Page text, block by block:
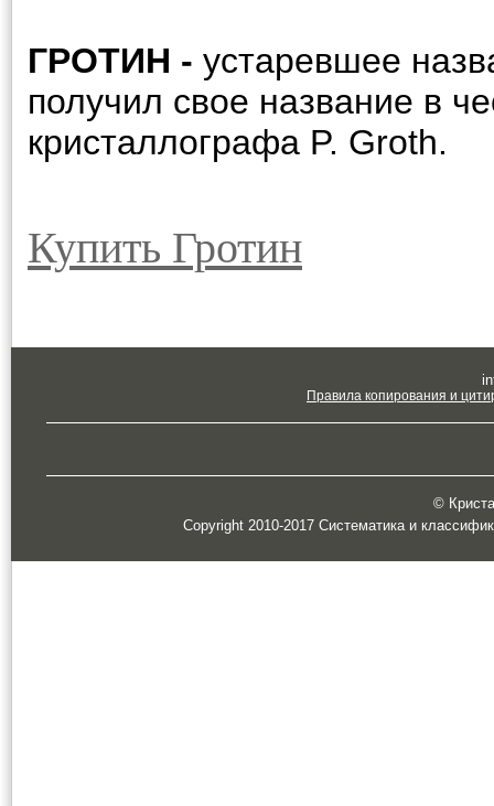
ГРОТИН - устаревшее
получил свое название в
кристаллографа P. Groth.
Купить Гротин
Правила копирования и
©
Copyright 2010-2017 Систематика и